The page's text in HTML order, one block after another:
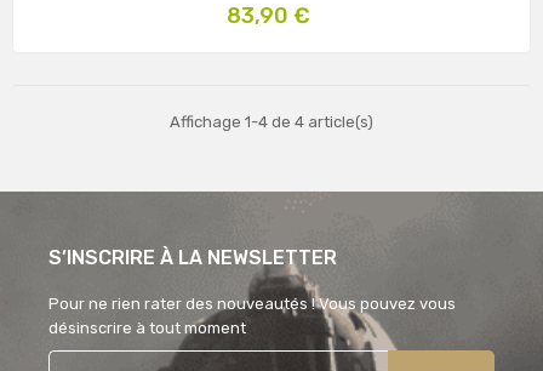
Prix
83,90 €
Affichage 1-4 de 4 article(s)
S’INSCRIRE À LA NEWSLETTER
Pour ne rien rater des nouveautés ! Vous pouvez vous
désinscrire à tout moment